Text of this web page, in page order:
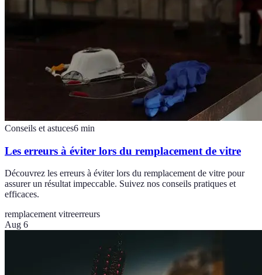
Conseils et astuces6 min
Les erreurs à éviter lors du remplacement de vitre
Découvrez les erreurs à éviter lors du remplacement de vitre pour
assurer un résultat impeccable. Suivez nos conseils pratiques et
efficaces.
remplacement vitreerreurs
Aug 6